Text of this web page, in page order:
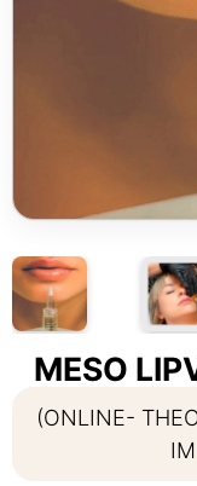
MESO
(ONLINE-